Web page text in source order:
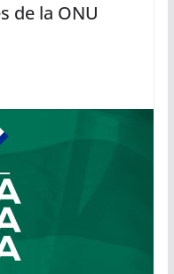
de la ONU